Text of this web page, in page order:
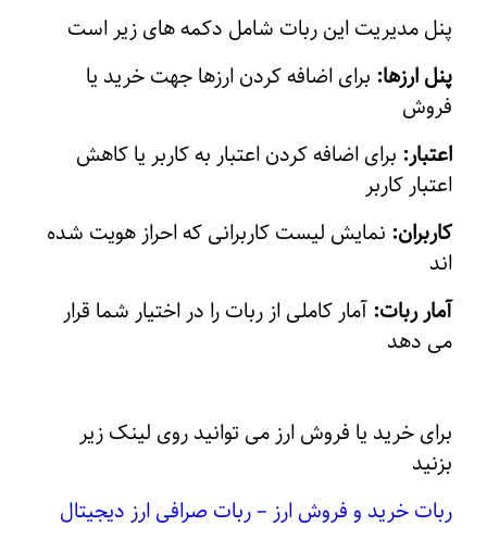
پنل مدیریت این ربات شامل دکمه های زیر است
پنل ارزها: برای اضافه کردن ارزها جهت خرید یا
فروش
اعتبار: برای اضافه کردن اعتبار به کاربر یا کاهش
اعتبار کاربر
کاربران: نمایش لیست کاربرانی که احراز هویت شده
اند
آمار ربات:آمار کاملی از ربات را در اختیار شما قرار
می دهد
برای خرید یا فروش ارز می توانید روی لینک زیر
بزنید
ربات خرید و فروش ارز – ربات صرافی ارز دیجیتال